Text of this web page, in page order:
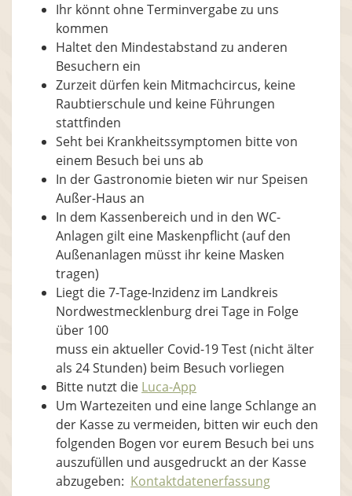
Ihr könnt ohne Terminvergabe zu uns
kommen
Haltet den Mindestabstand zu anderen
Besuchern ein
Zurzeit dürfen kein Mitmachcircus, keine
Raubtierschule und keine Führungen
stattfinden
Seht bei Krankheitssymptomen bitte von
einem Besuch bei uns ab
In der Gastronomie bieten wir nur Speisen
Außer-Haus an
In dem Kassenbereich und in den WC-
Anlagen gilt eine Maskenpflicht (auf den
Außenanlagen müsst ihr keine Masken
tragen)
Liegt die 7-Tage-Inzidenz im Landkreis
Nordwestmecklenburg drei Tage in Folge
über 100
muss ein aktueller Covid-19 Test (nicht älter
als 24 Stunden) beim Besuch vorliegen
Bitte nutzt die Luca-App
Um Wartezeiten und eine lange Schlange an
der Kasse zu vermeiden, bitten wir euch den
folgenden Bogen vor eurem Besuch bei uns
auszufüllen und ausgedruckt an der Kasse
abzugeben: Kontaktdatenerfassung